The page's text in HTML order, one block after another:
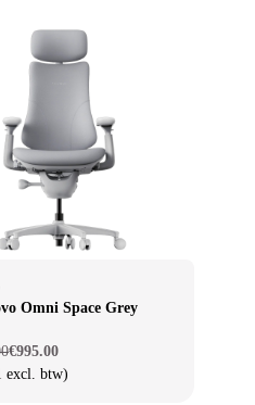
Omni Space Grey
€995.00
excl. btw)